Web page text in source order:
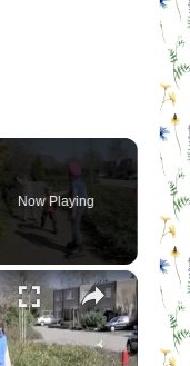
Now Playing
×